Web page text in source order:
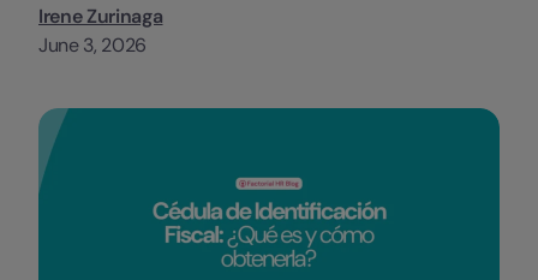
Irene Zurinaga
June 3, 2026